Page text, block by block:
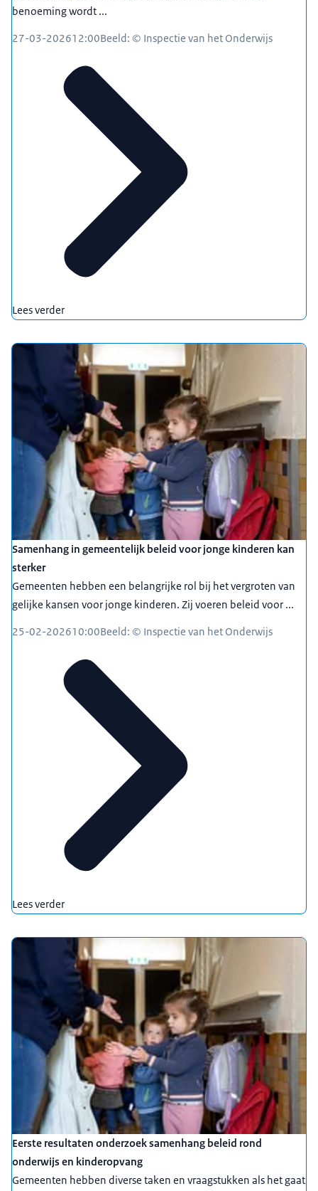
benoeming wordt ...
27-03-202612:00Beeld: © Inspectie van het Onderwijs
Lees verder
Samenhang in gemeentelijk beleid voor jonge kinderen kan
sterker
Gemeenten hebben een belangrijke rol bij het vergroten van
gelijke kansen voor jonge kinderen. Zij voeren beleid voor ...
25-02-202610:00Beeld: © Inspectie van het Onderwijs
Lees verder
Eerste resultaten onderzoek samenhang beleid rond
onderwijs en kinderopvang
Gemeenten hebben diverse taken en vraagstukken als het gaat